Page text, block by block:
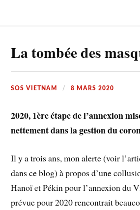
La tombée des
SOS VIETNAM 8 MARS 2020
2020, 1ère étape de l’annexion
nettement dans la gestion du
Il y a trois ans, mon alerte (voir
dans ce blog) à propos d’une
Hanoï et Pékin pour l’annexion du
prévue pour 2020 rencontrait